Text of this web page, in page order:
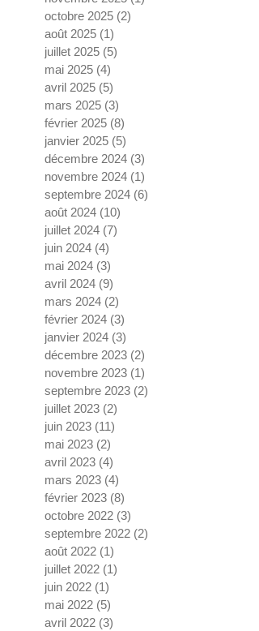
octobre 2025 (2)
août 2025 (1)
juillet 2025 (5)
mai 2025 (4)
avril 2025 (5)
mars 2025 (3)
février 2025 (8)
janvier 2025 (5)
décembre 2024 (3)
novembre 2024 (1)
septembre 2024 (6)
août 2024 (10)
juillet 2024 (7)
juin 2024 (4)
mai 2024 (3)
avril 2024 (9)
mars 2024 (2)
février 2024 (3)
janvier 2024 (3)
décembre 2023 (2)
novembre 2023 (1)
septembre 2023 (2)
juillet 2023 (2)
juin 2023 (11)
mai 2023 (2)
avril 2023 (4)
mars 2023 (4)
février 2023 (8)
octobre 2022 (3)
septembre 2022 (2)
août 2022 (1)
juillet 2022 (1)
juin 2022 (1)
mai 2022 (5)
avril 2022 (3)